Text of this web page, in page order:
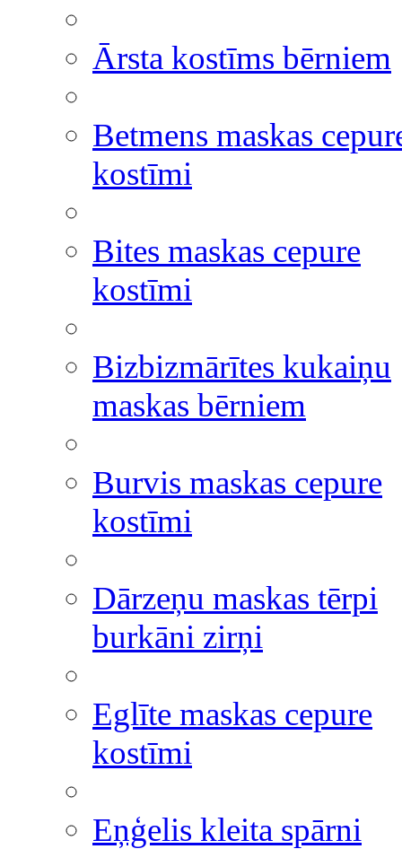
Ārsta kostīms bērniem
Betmens maskas
kostīmi
Bites maskas cepure
kostīmi
Bizbizmārītes kukaiņu
maskas bērniem
Burvis maskas cepure
kostīmi
Dārzeņu maskas tērpi
burkāni zirņi
Eglīte maskas cepure
kostīmi
Eņģelis kleita spārni